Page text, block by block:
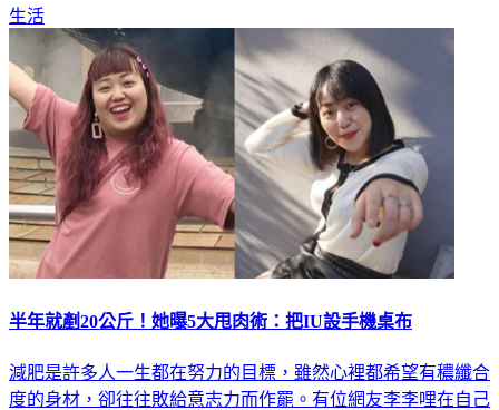
生活
半年就剷20公斤！她曝5大甩肉術：把IU設手機桌布
減肥是許多人一生都在努力的目標，雖然心裡都希望有穠纖合
度的身材，卻往往敗給意志力而作罷。有位網友李李哩在自己